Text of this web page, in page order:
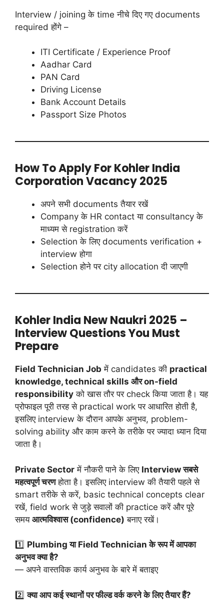
Interview / joining के time नीचे दिए गए documents
required होंगे –
ITI Certificate / Experience Proof
Aadhar Card
PAN Card
Driving License
Bank Account Details
Passport Size Photos
How To Apply For Kohler India
Corporation Vacancy 2025
अपने सभी documents तैयार रखें
Company के HR contact या consultancy के
माध्यम से registration करें
Selection के लिए documents verification +
interview होगा
Selection होने पर city allocation दी जाएगी
Kohler India New Naukri 2025 –
Interview Questions You Must
Prepare
Field Technician Job में candidates की practical
knowledge, technical skills और on-field
responsibility को खास तौर पर check किया जाता है। यह
प्रोफाइल पूरी तरह से practical work पर आधारित होती है,
इसलिए interview के दौरान आपके अनुभव, problem-
solving ability और काम करने के तरीके पर ज्यादा ध्यान दिया
जाता है।
Private Sector में नौकरी पाने के लिए Interview सबसे
महत्वपूर्ण चरणहोता है। इसलिए interview की तैयारी पहले से
smart तरीके से करें, basic technical concepts clear
रखें, field work से जुड़े सवालों की practice करें और पूरे
समय आत्मविश्वास (confidence) बनाए रखें।
1️⃣ Plumbing या Field Technician के रूप में आपका
अनुभव क्या है?
— अपने वास्तविक कार्य अनुभव के बारे में बताइए
2️⃣क्या आप कई स्थानों पर फील्ड वर्क करने के लिए तैयार हैं?